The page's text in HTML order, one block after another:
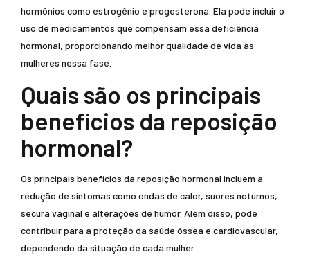
hormônios como estrogênio e progesterona. Ela pode incluir o
uso de medicamentos que compensam essa deficiência
hormonal, proporcionando melhor qualidade de vida às
mulheres nessa fase.
Quais são os principais
benefícios da reposição
hormonal?
Os principais benefícios da reposição hormonal incluem a
redução de sintomas como ondas de calor, suores noturnos,
secura vaginal e alterações de humor. Além disso, pode
contribuir para a proteção da saúde óssea e cardiovascular,
dependendo da situação de cada mulher.